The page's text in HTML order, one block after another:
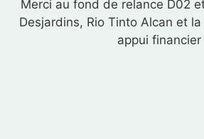
Merci au fond de relance D02
Desjardins, Rio Tinto Alcan et la
appui financier